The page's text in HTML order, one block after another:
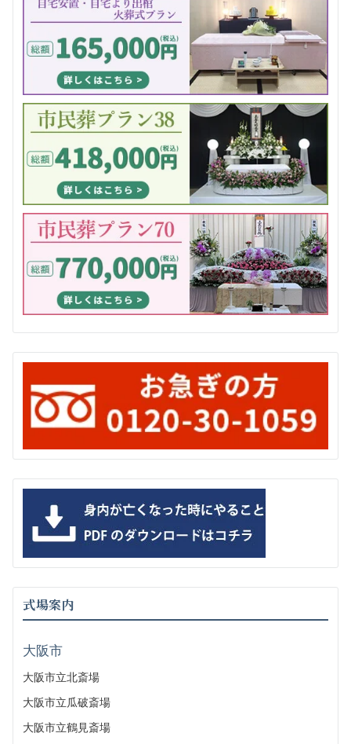
式場案内
大阪市
大阪市立北斎場
大阪市立瓜破斎場
大阪市立鶴見斎場